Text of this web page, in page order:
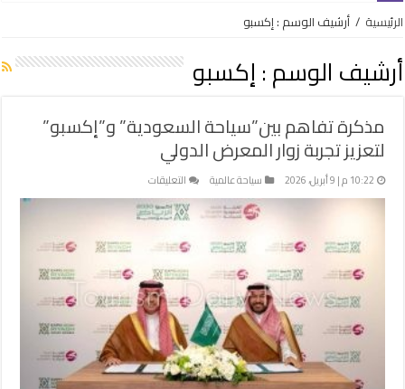
الرئيسية / أرشيف الوسم : إكسبو
أرشيف الوسم :إكسبو
مذكرة تفاهم بين”سياحة السعودية” و”إكسبو”
لتعزيز تجربة زوار المعرض الدولي
10:22 م | 9 أبريل، 2026 سياحة عالمية التعليقات
مذكرة
تفاهم
السعودية”
و”إكسبو”
لتعزيز
تجربة
زوار
المعرض
الدولي
مغلقة